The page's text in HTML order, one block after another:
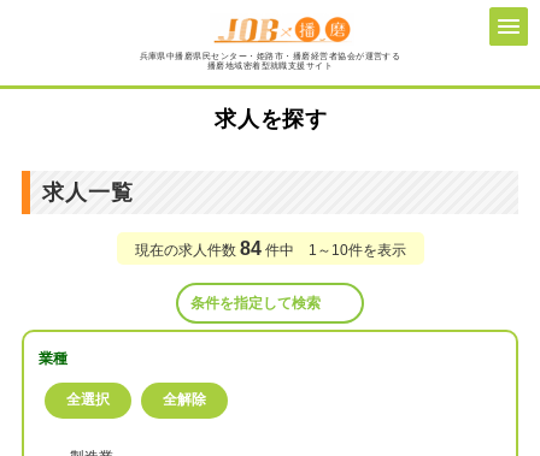
兵庫県中播磨県民センター・姫路市・播磨経営者協会が運営する
播磨地域密着型就職支援サイト
求人を探す
求人一覧
現在の求人件数 84件中 1～10件を表示
条件を指定して検索
業種